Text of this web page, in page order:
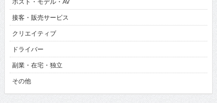
接客・販売サービス
クリエイティブ
ドライバー
副業・在宅・独立
その他